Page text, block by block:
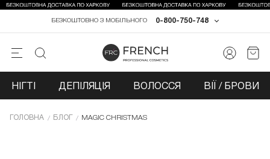
0-800-750-748
БЕЗКОШТОВНО З МОБІЛЬНОГО
НІГТІ ДЕПІЛЯЦІЯ ВОЛОССЯ ВІЇ / БРОВИ
ГОЛОВНА БЛОГ MAGIC CHRISTMAS